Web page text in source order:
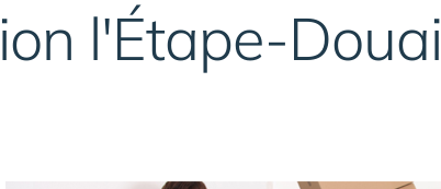
l'Étape-Douai